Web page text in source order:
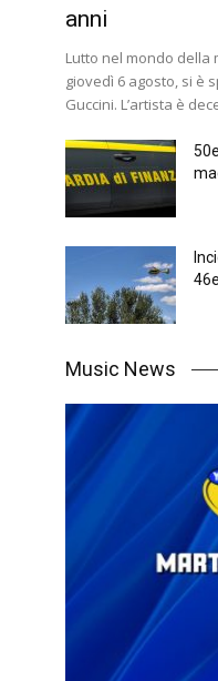
anni
Lutto nel mondo della
giovedì 6 agosto, si è
Guccini. L’artista è
Music News